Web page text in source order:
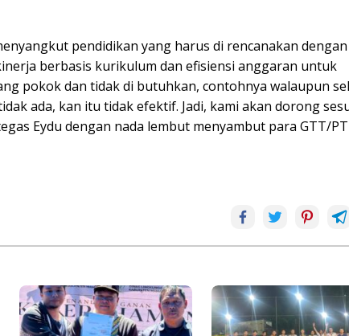
pendidikan yang harus di rencanakan
berbasis kurikulum dan efisiensi anggaran untuk
pokok dan tidak di butuhkan, contohnya walaupun
ada, kan itu tidak efektif. Jadi, kami akan dorong
Eydu dengan nada lembut menyambut para GTT/